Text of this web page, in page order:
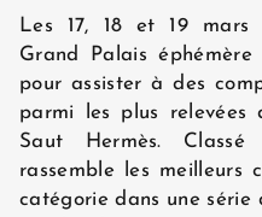
Les 17, 18 et 19 mars
Grand Palais
pour assister à des
parmi les plus
Saut Hermès.
rassemble les meilleurs
catégorie dans une série